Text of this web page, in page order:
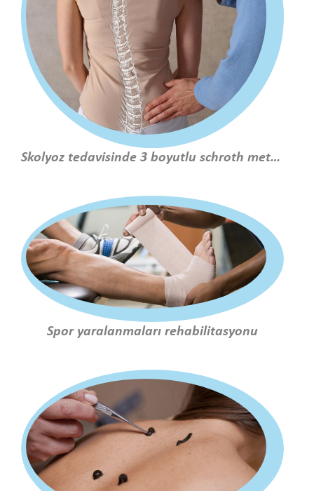
Skolyoz tedavisinde 3 boyutlu schroth metodu
Spor yaralanmaları rehabilitasyonu